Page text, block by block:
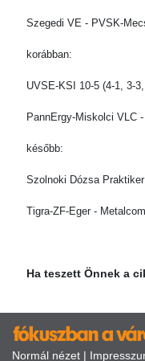
Szegedi VE - PVSK-
korábban:
UVSE-KSI 10-5 (4-1, 3-
PannErgy-Miskolci VLC
később:
Szolnoki Dózsa
Tigra-ZF-Eger -
Ha teszett Önnek a
Normál nézet |